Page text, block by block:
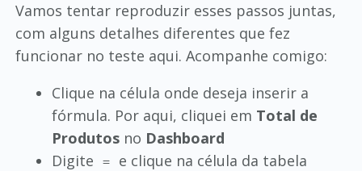
Vamos tentar reproduzir esses passos juntas,
com alguns detalhes diferentes que fez
funcionar no teste aqui. Acompanhe comigo:
Clique na célula onde deseja inserir a
fórmula. Por aqui, cliquei em Total de
Produtosno Dashboard
Digite
=
e clique na célula da tabela